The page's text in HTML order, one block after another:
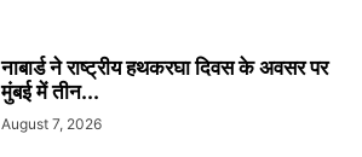
नाबार्ड ने राष्ट्रीय हथकरघा दिवस के अवसर पर
मुंबई में तीन...
August 7, 2026